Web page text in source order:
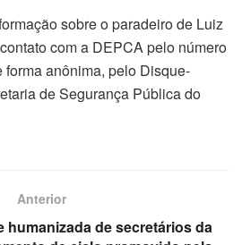
sobre o paradeiro de Luiz
com a DEPCA pelo número
forma anônima, pelo Disque-
de Segurança Pública do
Anterior
humanizada de secretários da